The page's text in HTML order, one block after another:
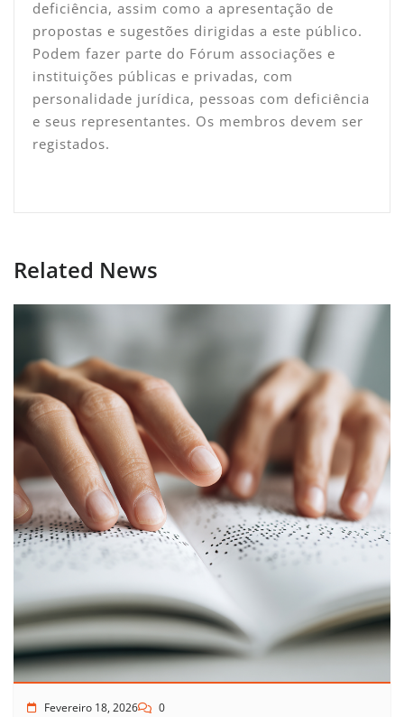
deficiência, assim como a apresentação de
propostas e sugestões dirigidas a este público.
Podem fazer parte do Fórum associações e
instituições públicas e privadas, com
personalidade jurídica, pessoas com deficiência
e seus representantes. Os membros devem ser
registados.
Related News
Fevereiro 18, 2026 0